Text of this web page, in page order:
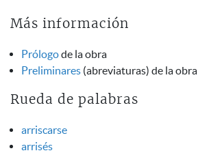
Más información
Prólogode la obra
Preliminares (abreviaturas) de la obra
Rueda de palabras
arriscarse
arrisés